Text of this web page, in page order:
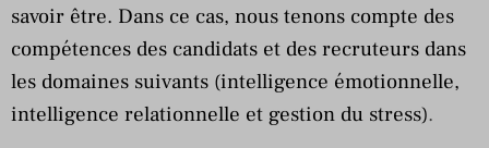
savoir être. Dans ce cas, nous tenons compte des
compétences des candidats et des recruteurs dans
les domaines suivants (intelligence émotionnelle,
intelligence relationnelle et gestion du stress).